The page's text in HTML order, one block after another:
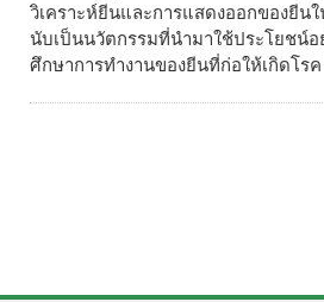
วิเคราะห์ยีนและการแสดงออกของยีน
นับเป็นนวัตกรรมที่นำมาใช้ประโยชน์อ
ศึกษาการทำงานของยีนที่ก่อให้เกิดโรค